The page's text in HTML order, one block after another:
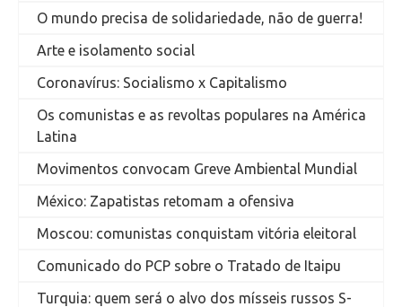
O mundo precisa de solidariedade, não de guerra!
Arte e isolamento social
Coronavírus: Socialismo x Capitalismo
Os comunistas e as revoltas populares na América
Latina
Movimentos convocam Greve Ambiental Mundial
México: Zapatistas retomam a ofensiva
Moscou: comunistas conquistam vitória eleitoral
Comunicado do PCP sobre o Tratado de Itaipu
Turquia: quem será o alvo dos mísseis russos S-